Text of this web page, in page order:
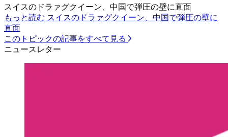
スイスのドラァグクイーン、中国で弾圧の壁に直面
もっと読む スイスのドラァグクイーン、中国で弾圧の壁に
直面
このトピックの記事をすべて見る
ニュースレター